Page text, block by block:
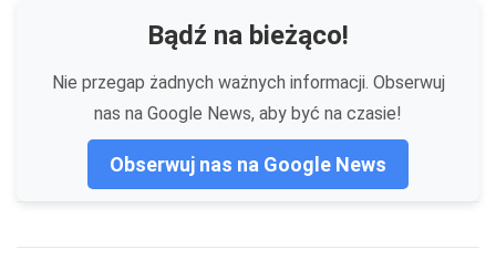
Bądź na bieżąco!
Nie przegap żadnych ważnych informacji. Obserwuj
nas na Google News, aby być na czasie!
Obserwuj nas na Google News